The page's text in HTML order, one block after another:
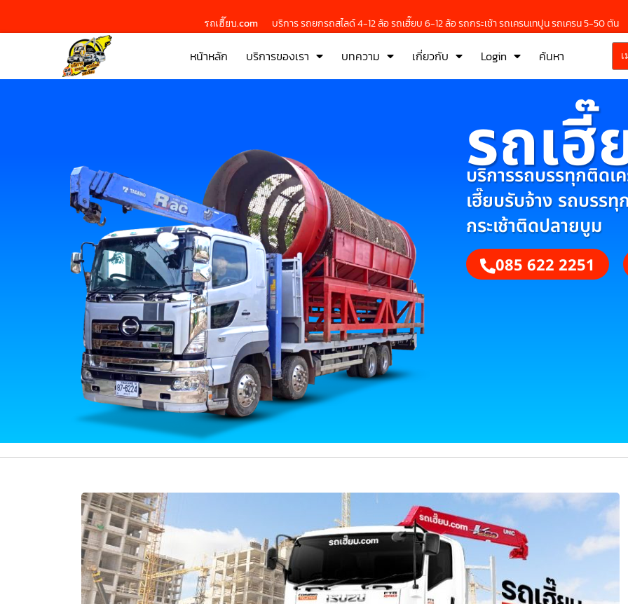
รถเฮี๊ยบ.com บริการ รถยกรถสไลด์ 4-12 ล้อ รถเฮี๊ยบ 6-12 ล้อ รถกระเช้า รถเครนเทปูน รถเครน 5-50 ตัน
หน้าหลัก บริการของเรา บทความ เกี่ยวกับ Login ค้นหา
รถเฮี๊
บริการรถบรรทุกติดเ
เฮี๊ยบรับจ้าง รถบรรทุ
กระเช้าติดปลายบูม
085 622 2251